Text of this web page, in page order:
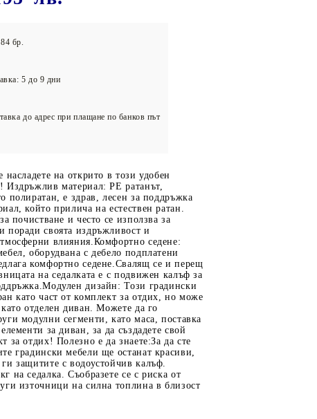
бр.
5 до 9 дни
до адрес при плащане по банков път
насладете на открито в този удобен
Издръжлив материал: PE ратанът,
полиратан, е здрав, лесен за поддръжка
който прилича на естествен ратан.
почистване и често се използва за
поради своята издръжливост и
влияния.Комфортно седене:
оборудвана с дебело подплатени
комфортно седене.Свалящ се и перещ
на седалката е с подвижен калъф за
дизайн: Този градински
като част от комплект за отдих, но може
отделен диван. Можете да го
модулни сегменти, като маса, поставка
за диван, за да създадете свой
за отдих! Полезно е да знаете:За да сте
градински мебели ще останат красиви,
защитите с водоустойчив калъф.
на седалка. Съобразете се с риска от
източници на силна топлина в близост